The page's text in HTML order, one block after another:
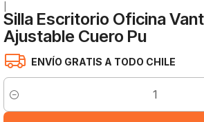
Silla Escritorio Oficina
Ajustable Cuero Pu
ENVÍO GRATIS A TODO CHILE
Cantidad